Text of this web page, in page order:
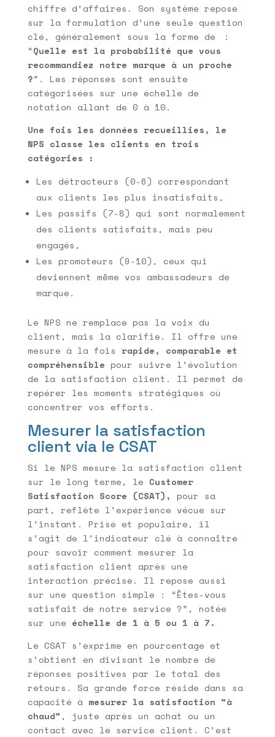
chiffre d’affaires. Son système repose
sur la formulation d’une seule question
clé, généralement sous la forme de :
“Quelle est la probabilité que vous
recommandiez notre marque à un proche
?”. Les réponses sont ensuite
catégorisées sur une échelle de
notation allant de 0 à 10.
Une fois les données recueillies, le
NPS classe les clients en trois
catégories :
Les détracteurs (0-6) correspondant
aux clients les plus insatisfaits,
Les passifs (7-8) qui sont normalement
des clients satisfaits, mais peu
engagés,
Les promoteurs (9-10), ceux qui
deviennent même vos ambassadeurs de
marque.
Le NPS ne remplace pas la voix du
client, mais la clarifie. Il offre une
mesure à la fois rapide, comparable et
compréhensible pour suivre l’évolution
de la satisfaction client. Il permet de
repérer les moments stratégiques où
concentrer vos efforts.
Mesurer la satisfaction
client via le CSAT
Si le NPS mesure la satisfaction client
sur le long terme, le Customer
Satisfaction Score (CSAT), pour sa
part, reflète l’expérience vécue sur
l’instant. Prisé et populaire, il
s’agit de l’indicateur clé à connaître
pour savoir comment mesurer la
satisfaction client après une
interaction précise. Il repose aussi
sur une question simple : “Êtes-vous
satisfait de notre service ?”, notée
sur une échelle de 1 à 5 ou 1 à 7.
Le CSAT s’exprime en pourcentage et
s’obtient en divisant le nombre de
réponses positives par le total des
retours. Sa grande force réside dans sa
capacité à mesurer la satisfaction “à
chaud” , juste après un achat ou un
contact avec le service client. C’est